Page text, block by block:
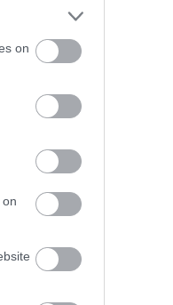
on
ZÖLD PÁLYA